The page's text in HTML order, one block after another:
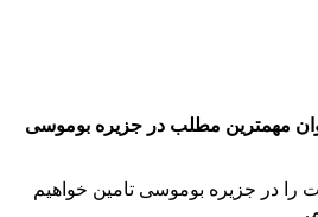
مهمترین مطلب در جزیره بوموسی
افزود: تاسیسات و تجهیزات را در جزیره بوموسی تامین خواهیم